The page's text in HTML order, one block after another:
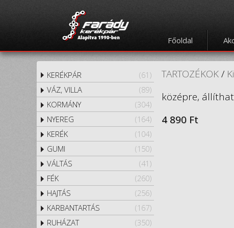
Főoldal
(61)
KERÉKPÁR
(89)
VÁZ, VILLA
(304)
KORMÁNY
(164)
NYEREG
(104)
KERÉK
(150)
GUMI
(41)
VÁLTÁS
(260)
FÉK
(256)
HAJTÁS
(167)
KARBANTARTÁS
(350)
RUHÁZAT
TARTOZÉKOK/
középre,
4 890 Ft